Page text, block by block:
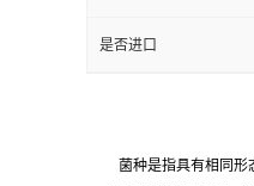
是否进口
菌种是指具有相同形态